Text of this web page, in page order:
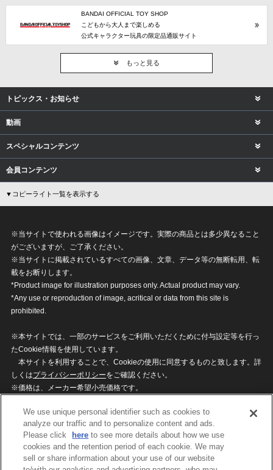
BANDAI OFFICIAL TOY SHOP
こどもから大人まで楽しめる
公式キャラクター玩具の限定品通販サイト
もっと見る
トピックス・お知らせ
動画
スペシャルコンテンツ
会員コンテンツ
▼コピーライト一覧を表示する
※当サイトで使われる画像はイメージです。実際の商品とは多少異なること
がございますが、ご了承ください。
※当サイトに掲載されているすべての画像、文章、データ等の無断転用、転
載をお断りします。
*Product image for illustration purposes only. Actual product may vary.
*Any use or reproduction of image, acritical or data from this site is
prohibited.
※本サイトでは、一部のサービスをご利用いただくために付与設定等を行っ
たCookie情報を使用しています。
本サイトを利用することで、Cookieの使用に同意するものと致します。詳
しくはプライバシーポリシーをご確認ください。
※価格は、メーカー希望小売価格です。
ざいますのでご了承ください。
privacypolicy
Do Not Sell or Share My
Personal Information
We use unique personal identifier such as cookies to
analyze our traffic and to personalize content and ads.
Please click
here to see more details about how we use
cookies and the retention period of each cookie. We may
sell or share information about your use of our website